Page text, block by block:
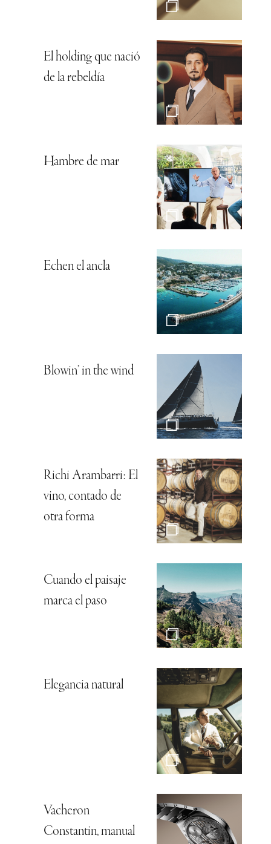
El holding que nació
de la rebeldía
Hambre de mar
Echen el ancla
Blowin’ in the wind
Richi Arambarri: El
vino, contado de
otra forma
Cuando el paisaje
marca el paso
Elegancia natural
Vacheron
Constantin, manual